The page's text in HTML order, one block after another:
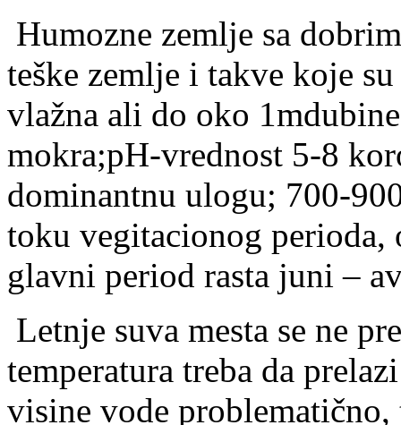
Humozne zemlje sa
teške zemlje i takve koje
vlažna ali do oko
mokra;pH-vrednost 5-8
dominantnu ulogu; 700-
toku vegitacionog perioda,
glavni period rasta juni –
Letnje suva mesta se ne
temperatura treba da
visine vode problematično,